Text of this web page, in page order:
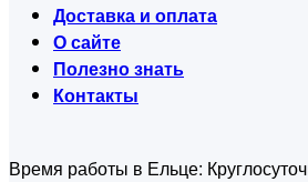
Доставка и оплата
О сайте
Полезно знать
Контакты
Время работы в Ельце: